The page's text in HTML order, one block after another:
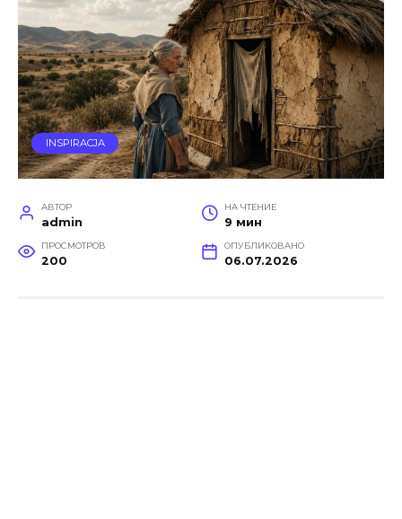
INSPIRACJA
АВТОР
admin
НА ЧТЕНИЕ
9 мин
ПРОСМОТРОВ
200
ОПУБЛИКОВАНО
06.07.2026